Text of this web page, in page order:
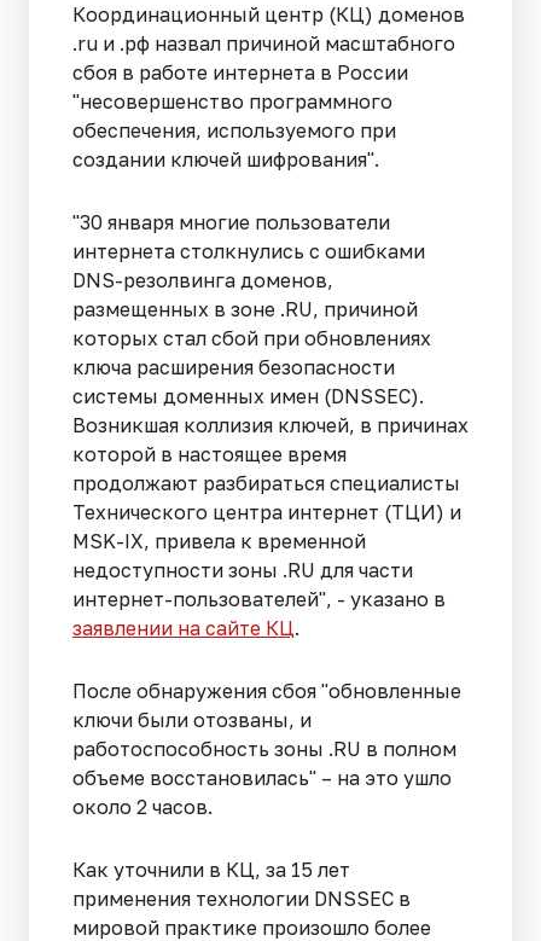
Координационный центр (КЦ) доменов
.ru и .рф назвал причиной масштабного
сбоя в работе интернета в России
"несовершенство программного
обеспечения, используемого при
создании ключей шифрования".
"30 января многие пользователи
интернета столкнулись с ошибками
DNS-резолвинга доменов,
размещенных в зоне .RU, причиной
которых стал сбой при обновлениях
ключа расширения безопасности
системы доменных имен (DNSSEC).
Возникшая коллизия ключей, в причинах
которой в настоящее время
продолжают разбираться специалисты
Технического центра интернет (ТЦИ) и
MSK-IX, привела к временной
недоступности зоны .RU для части
интернет-пользователей", - указано в
заявлении на сайте КЦ.
После обнаружения сбоя "обновленные
ключи были отозваны, и
работоспособность зоны .RU в полном
объеме восстановилась" – на это ушло
около 2 часов.
Как уточнили в КЦ, за 15 лет
применения технологии DNSSEC в
мировой практике произошло более